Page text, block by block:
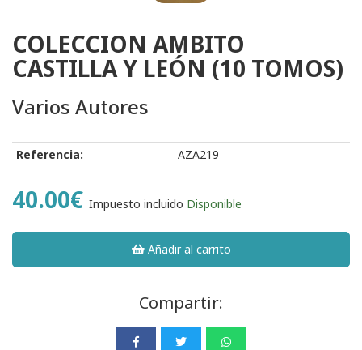
COLECCION AMBITO
CASTILLA Y LEÓN (10 TOMOS)
Varios Autores
Referencia: AZA219
40.00€ Impuesto incluido Disponible
Añadir al carrito
Compartir: